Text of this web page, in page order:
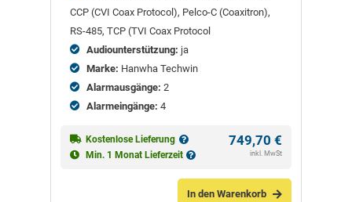
CCP (CVI Coax Protocol), Pelco-C (Coaxitron),
RS-485, TCP (TVI Coax Protocol
Audiounterstützung: ja
Marke: Hanwha Techwin
Alarmausgänge: 2
Alarmeingänge: 4
Kostenlose Lieferung
Min. 1 Monat Lieferzeit
749,70 €
inkl. MwSt
In den Warenkorb